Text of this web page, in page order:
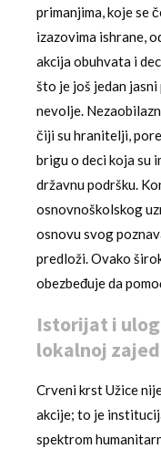
primanjima, koje se
izazovima ishrane,
akcija obuhvata i
što je još jedan
nevolje.
čiji su hranitelji,
brigu o deci koja su
državnu podršku.
osnovnoškolskog
osnovu svog
predloži. Ovako
obezbeđuje da
Istorijat i
lokalnoj
Crveni krst Užice
akcije; to je
spektrom